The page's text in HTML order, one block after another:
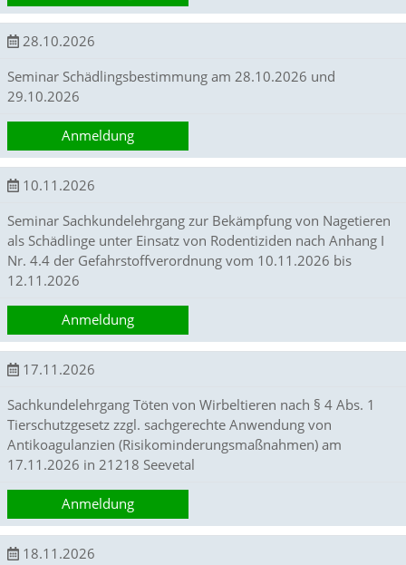
e
n
u
d
n
e
u
D
s
g
n
s
z
n
t
w
c
e
l
n
.
s
e
r
28.10.2026
Seminar Schädlingsbestimmung am 28.10.2026 und
29.10.2026
Anmeldung
10.11.2026
Seminar Sachkundelehrgang zur Bekämpfung von Nagetieren
als Schädlinge unter Einsatz von Rodentiziden nach Anhang I
Nr. 4.4 der Gefahrstoffverordnung vom 10.11.2026 bis
12.11.2026
Anmeldung
17.11.2026
Sachkundelehrgang Töten von Wirbeltieren nach § 4 Abs. 1
Tierschutzgesetz zzgl. sachgerechte Anwendung von
Antikoagulanzien (Risikominderungsmaßnahmen) am
17.11.2026 in 21218 Seevetal
Anmeldung
18.11.2026